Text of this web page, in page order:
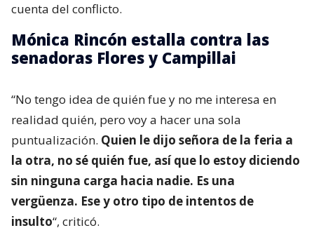
cuenta del conflicto.
Mónica Rincón estalla contra las
senadoras Flores y Campillai
“No tengo idea de quién fue y no me interesa en
realidad quién, pero voy a hacer una sola
puntualización. Quien le dijo señora de la feria a
la otra, no sé quién fue, así que lo estoy diciendo
sin ninguna carga hacia nadie. Es una
vergüenza. Ese y otro tipo de intentos de
insulto“, criticó.